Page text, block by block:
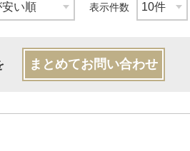
表示件数
まとめてお問い合わせ